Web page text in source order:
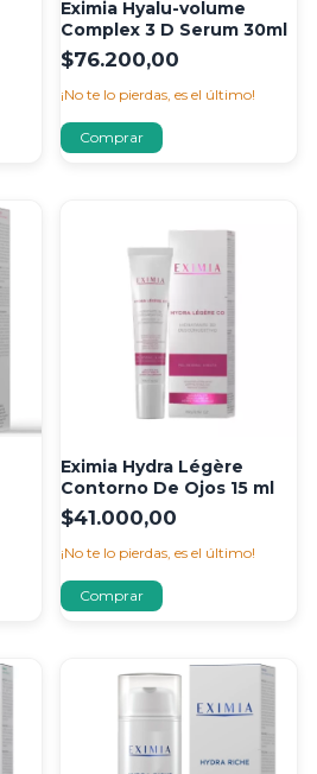
Eximia Hyalu-volume
Complex 3 D Serum 30ml
$76.200,00
¡No te lo pierdas, es el último!
Eximia Hydra Légère
Contorno De Ojos 15 ml
$41.000,00
¡No te lo pierdas, es el último!